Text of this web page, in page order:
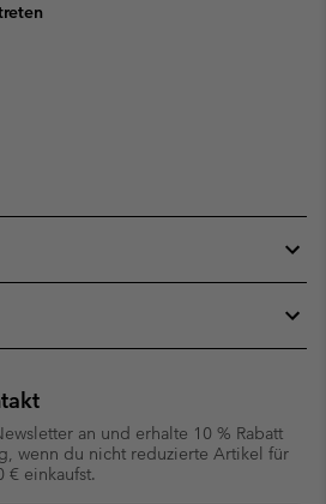
an und erhalte 10 % Rabatt
wenn du nicht reduzierte Artikel für
€ einkaufst.